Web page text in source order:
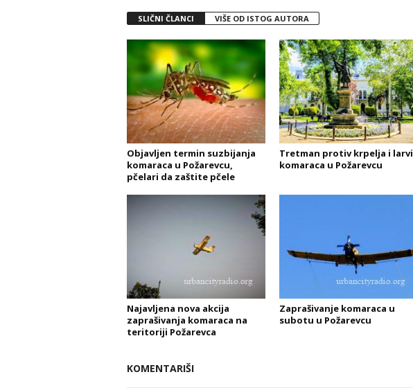
SLIČNI ČLANCI VIŠE OD ISTOG AUTORA
Objavljen termin suzbijanja
komaraca u Požarevcu,
pčelari da zaštite pčele
Tretman protiv krpelja i larvi
komaraca u Požarevcu
Najavljena nova akcija
zaprašivanja komaraca na
teritoriji Požarevca
Zaprašivanje komaraca u
subotu u Požarevcu
KOMENTARIŠI